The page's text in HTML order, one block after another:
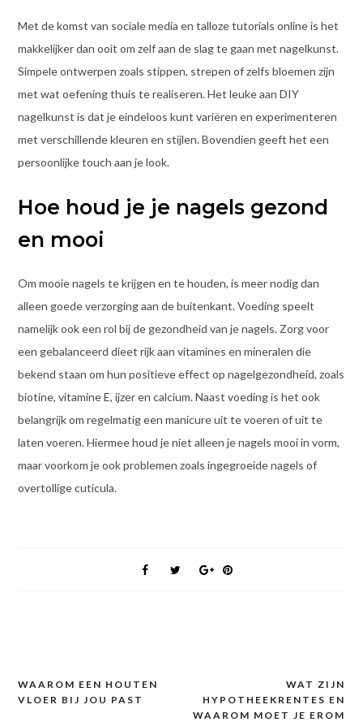
Met de komst van sociale media en talloze tutorials online is het
makkelijker dan ooit om zelf aan de slag te gaan met nagelkunst.
Simpele ontwerpen zoals stippen, strepen of zelfs bloemen zijn
met wat oefening thuis te realiseren. Het leuke aan DIY
nagelkunst is dat je eindeloos kunt variëren en experimenteren
met verschillende kleuren en stijlen. Bovendien geeft het een
persoonlijke touch aan je look.
Hoe houd je je nagels gezond
en mooi
Om mooie nagels te krijgen en te houden, is meer nodig dan
alleen goede verzorging aan de buitenkant. Voeding speelt
namelijk ook een rol bij de gezondheid van je nagels. Zorg voor
een gebalanceerd dieet rijk aan vitamines en mineralen die
bekend staan om hun positieve effect op nagelgezondheid, zoals
biotine, vitamine E, ijzer en calcium. Naast voeding is het ook
belangrijk om regelmatig een manicure uit te voeren of uit te
laten voeren. Hiermee houd je niet alleen je nagels mooi in vorm,
maar voorkom je ook problemen zoals ingegroeide nagels of
overtollige cuticula.
Post
WAAROM EEN HOUTEN
VLOER BIJ JOU PAST
WAT ZIJN
HYPOTHEEKRENTES EN
WAAROM MOET JE EROM